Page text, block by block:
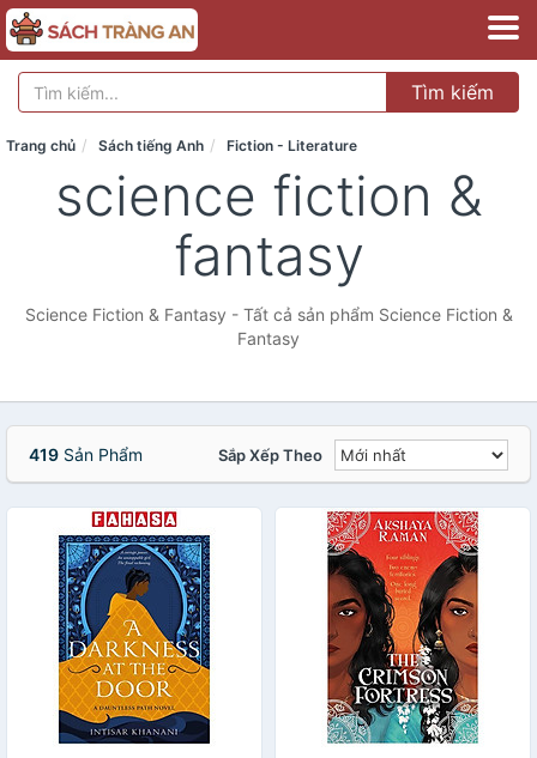
Tìm kiếm
Trang chủ Sách tiếng Anh Fiction - Literature
science fiction &
fantasy
Science Fiction & Fantasy - Tất cả sản phẩm Science Fiction &
Fantasy
419 Sản Phẩm Sắp Xếp Theo